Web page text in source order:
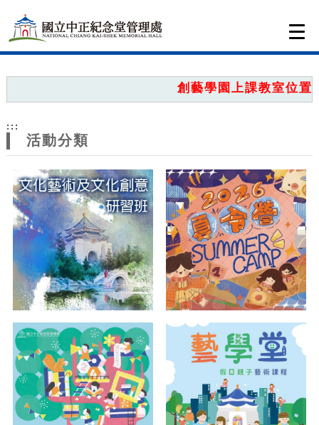
網
站
主
題
創藝學園上課教室位置圖
:::
活動分類